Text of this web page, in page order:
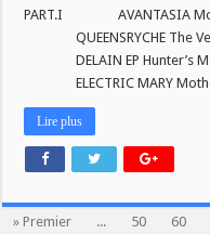
PART.I AVANTASIA
QUEENSRYCHE The
DELAIN EP Hunter’s
ELECTRIC MARY
Lire plus
» Premier ... 50 60